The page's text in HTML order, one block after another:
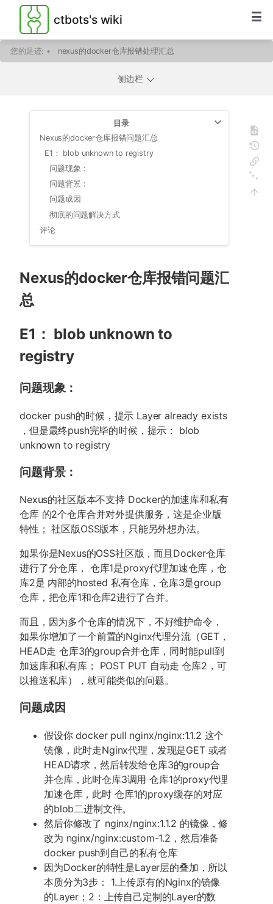
ctbots's wiki
您的足迹: • nexus的docker仓库报错处理汇总
侧边栏
目录
Nexus的docker仓库报错问题汇总
E1： blob unknown to registry
问题现象：
问题背景：
问题成因
彻底的问题解决方式
评论
Nexus的docker仓库报错问题汇
总
E1： blob unknown to
registry
问题现象：
docker push的时候，提示 Layer already exists
，但是最终push完毕的时候，提示： blob
unknown to registry
问题背景：
Nexus的社区版本不支持 Docker的加速库和私有
仓库 的2个仓库合并对外提供服务，这是企业版
特性； 社区版OSS版本，只能另外想办法。
如果你是Nexus的OSS社区版，而且Docker仓库
进行了分仓库， 仓库1是proxy代理加速仓库，仓
库2是 内部的hosted 私有仓库，仓库3是group
仓库，把仓库1和仓库2进行了合并。
而且，因为多个仓库的情况下，不好维护命令，
如果你增加了一个前置的Nginx代理分流（GET，
HEAD走 仓库3的group合并仓库，同时能pull到
加速库和私有库； POST PUT 自动走 仓库2，可
以推送私库），就可能类似的问题。
问题成因
假设你 docker pull nginx/nginx:1.1.2 这个
镜像，此时走Nginx代理，发现是GET 或者
HEAD请求，然后转发给仓库3的group合
并仓库，此时仓库3调用 仓库1的proxy代理
加速仓库，此时 仓库1的proxy缓存的对应
的blob二进制文件。
然后你修改了 nginx/nginx:1.1.2 的镜像，修
改为 nginx/nginx:custom-1.2，然后准备
docker push到自己的私有仓库
因为Docker的特性是Layer层的叠加，所以
本质分为3步： 1.上传原有的Nginx的镜像
的Layer；2：上传自己定制的Layer的数